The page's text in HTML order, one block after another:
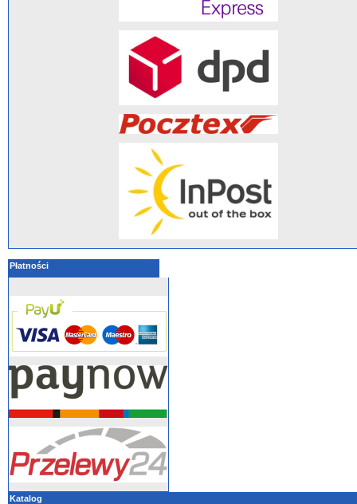
Płatności
Katalog